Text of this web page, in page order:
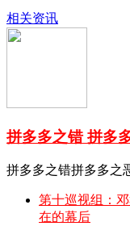
相关资讯
拼多多之错 拼多
拼多多之错拼多多之
第十巡视组：
在的幕后